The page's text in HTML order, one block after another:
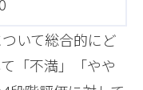
いて総合的にど
「不満」「やや